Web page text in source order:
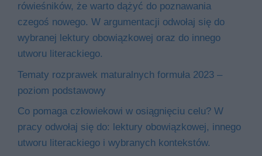
rówieśników, że warto dążyć do poznawania
czegoś nowego. W argumentacji odwołaj się do
wybranej lektury obowiązkowej oraz do innego
utworu literackiego.
Tematy rozprawek maturalnych formuła 2023 –
poziom podstawowy
Co pomaga człowiekowi w osiągnięciu celu? W
pracy odwołaj się do: lektury obowiązkowej, innego
utworu literackiego i wybranych kontekstów.